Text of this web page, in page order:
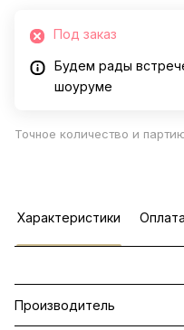
Под заказ
Будем рады
шоуруме
Точное количество и
Характеристики Оплата
Производитель